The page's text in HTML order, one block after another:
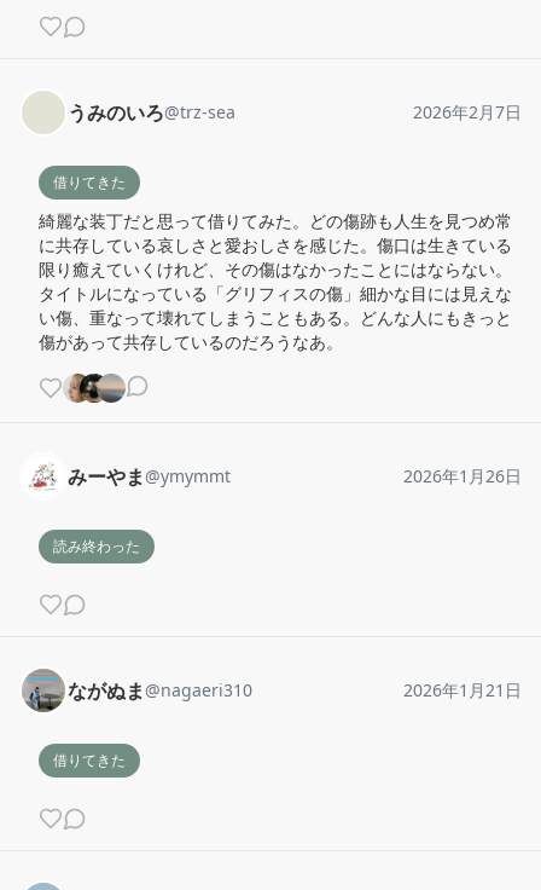
うみのいろ@trz-sea 2026年2月7日
借りてきた
綺麗な装丁だと思って借りてみた。どの傷跡も人生を見つめ常
に共存している哀しさと愛おしさを感じた。傷口は生きている
限り癒えていくけれど、その傷はなかったことにはならない。
タイトルになっている「グリフィスの傷」細かな目には見えな
い傷、重なって壊れてしまうこともある。どんな人にもきっと
傷があって共存しているのだろうなあ。
みーやま@ymymmt 2026年1月26日
読み終わった
ながぬま@nagaeri310 2026年1月21日
借りてきた